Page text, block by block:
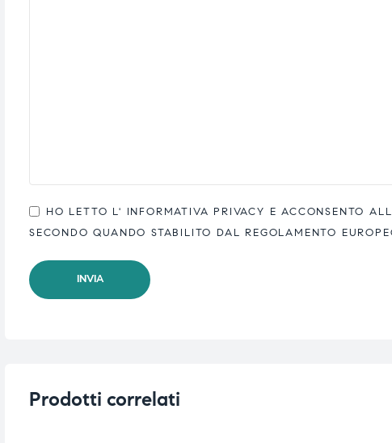
HO LETTO L' INFORMATIVA PRIVACY E ACCONSENTO
SECONDO QUANDO STABILITO DAL REGOLAMENTO
Prodotti correlati